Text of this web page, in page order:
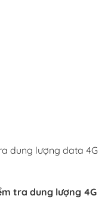
dung lượng data 4G
tra dung lượng 4G